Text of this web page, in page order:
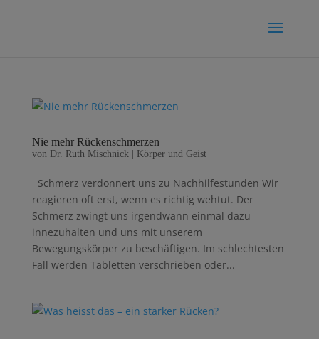
Nie mehr Rückenschmerzen
von Dr. Ruth Mischnick| Körper und Geist
Schmerz verdonnert uns zu Nachhilfestunden Wir
reagieren oft erst, wenn es richtig wehtut. Der
Schmerz zwingt uns irgendwann einmal dazu
innezuhalten und uns mit unserem
Bewegungskörper zu beschäftigen. Im schlechtesten
Fall werden Tabletten verschrieben oder...